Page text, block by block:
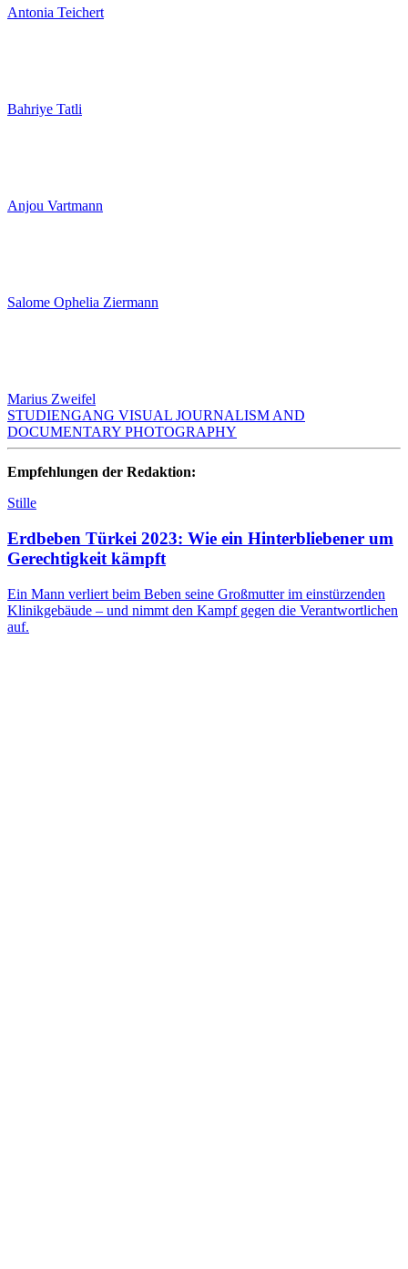
Antonia Teichert
Bahriye Tatli
Anjou Vartmann
Salome Ophelia Ziermann
Marius Zweifel
STUDIENGANG VISUAL JOURNALISM AND
DOCUMENTARY PHOTOGRAPHY
Empfehlungen der Redaktion:
Stille
Erdbeben Türkei 2023: Wie ein Hinterbliebener um
Gerechtigkeit kämpft
Ein Mann verliert beim Beben seine Großmutter im einstürzenden
Klinikgebäude – und nimmt den Kampf gegen die Verantwortlichen
auf.